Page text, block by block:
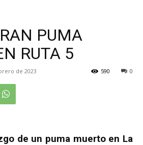
PUMA
RUTA 5
de 2023 0
590
de un puma muerto en La